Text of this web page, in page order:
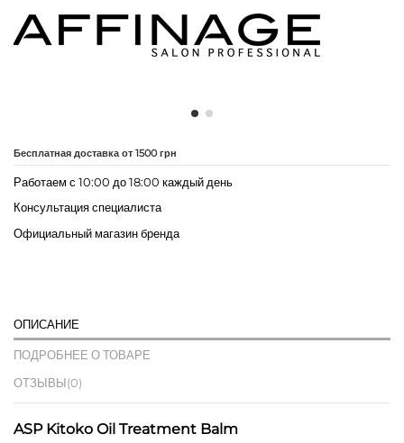
Бесплатная доставка от 1500 грн
Работаем с 10:00 до 18:00 каждый день
Консультация специалиста
Официальный магазин бренда
ОПИСАНИЕ
ПОДРОБНЕЕ О ТОВАРЕ
ОТЗЫВЫ(0)
ASP Kitoko Oil Treatment Balm